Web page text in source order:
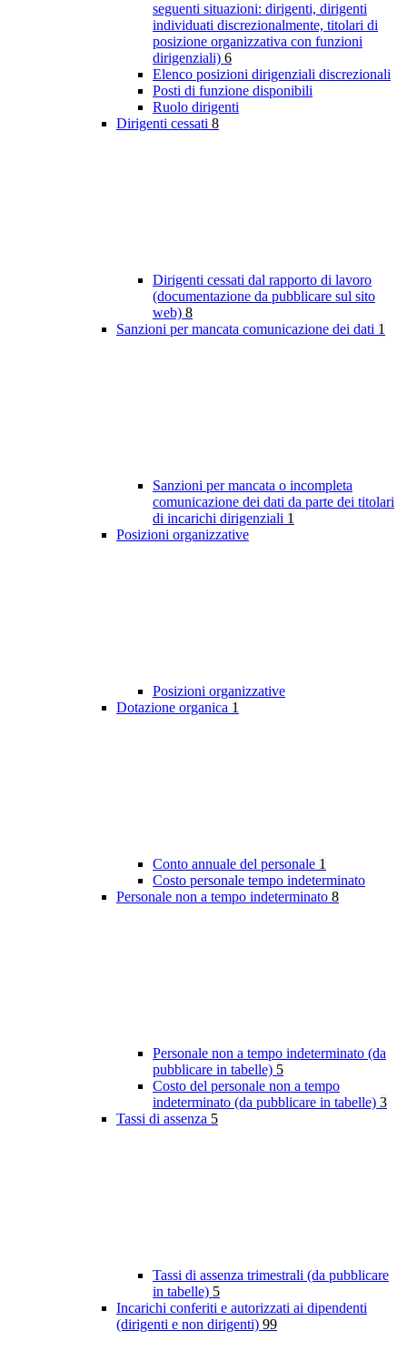
seguenti situazioni: dirigenti, dirigenti
individuati discrezionalmente, titolari di
posizione organizzativa con funzioni
dirigenziali) 6
Elenco posizioni dirigenziali discrezionali
Posti di funzione disponibili
Ruolo dirigenti
Dirigenti cessati 8
Dirigenti cessati dal rapporto di lavoro
(documentazione da pubblicare sul sito
web) 8
Sanzioni per mancata comunicazione dei dati 1
Sanzioni per mancata o incompleta
comunicazione dei dati da parte dei titolari
di incarichi dirigenziali 1
Posizioni organizzative
Posizioni organizzative
Dotazione organica 1
Conto annuale del personale 1
Costo personale tempo indeterminato
Personale non a tempo indeterminato 8
Personale non a tempo indeterminato (da
pubblicare in tabelle) 5
Costo del personale non a tempo
indeterminato (da pubblicare in tabelle) 3
Tassi di assenza 5
Tassi di assenza trimestrali (da pubblicare
in tabelle) 5
Incarichi conferiti e autorizzati ai dipendenti
(dirigenti e non dirigenti) 99